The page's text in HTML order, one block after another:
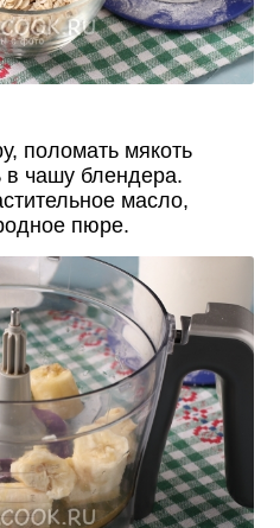
поломать мякоть
в чашу блендера.
масло,
пюре.